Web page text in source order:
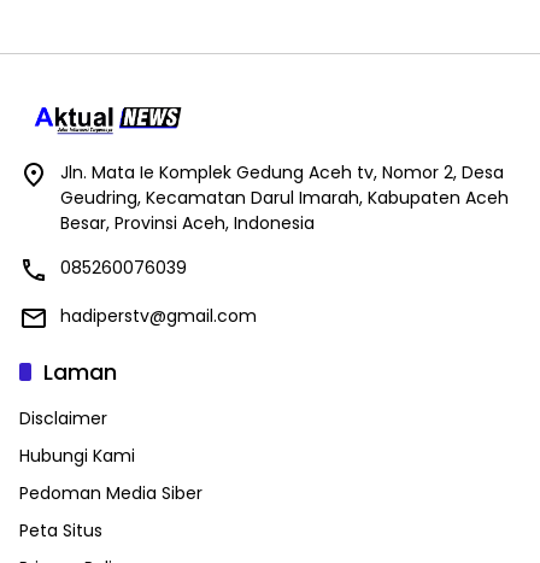
Jln. Mata Ie Komplek Gedung Aceh tv, Nomor 2, Desa
Geudring, Kecamatan Darul Imarah, Kabupaten Aceh
Besar, Provinsi Aceh, Indonesia
085260076039
hadiperstv@gmail.com
Laman
Disclaimer
Hubungi Kami
Pedoman Media Siber
Peta Situs